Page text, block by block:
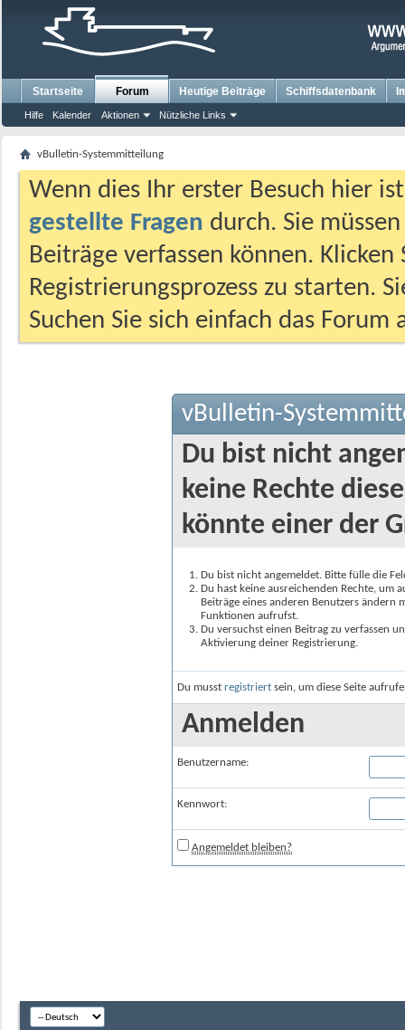
Startseite Forum
Hilfe Kalender Aktionen Nützliche Links
Heutige Beiträge Schiffsdatenbank
vBulletin-Systemmitteilung
Wenn dies Ihr erster Besuch hier
gestellte Fragen durch. Sie
Beiträge verfassen können.
Registrierungsprozess zu starten.
Suchen Sie sich einfach das
vBulletin-
Du bist nicht
keine Rechte
könnte einer der
Du bist nicht angemeldet. Bitte fülle die
Du hast keine ausreichenden Rechte, um
Beiträge eines anderen Benutzers
Funktionen aufrufst.
Du versuchst einen Beitrag zu verfassen
Aktivierung deiner Registrierung.
Du musst registriert sein, um diese Seite
Anmelden
Benutzername:
Kennwort:
Angemeldet bleiben?